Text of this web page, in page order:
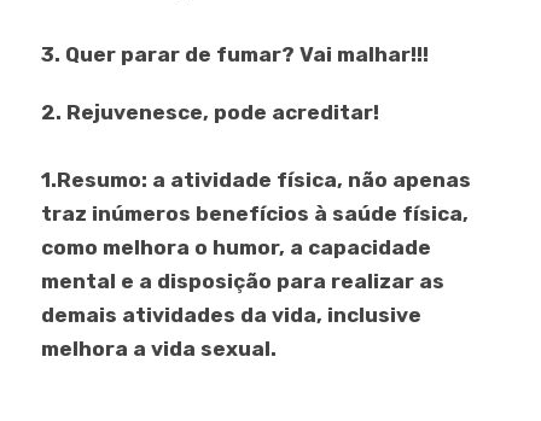
3. Quer parar de fumar? Vai malhar!!!
2. Rejuvenesce, pode acreditar!
1.Resumo: a atividade física, não apenas
traz inúmeros benefícios à saúde física,
como melhora o humor, a capacidade
mental e a disposição para realizar as
demais atividades da vida, inclusive
melhora a vida sexual.